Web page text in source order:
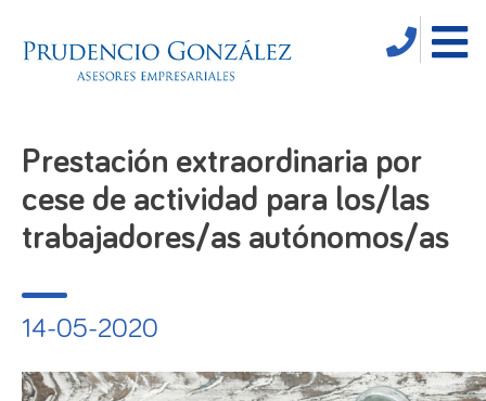
Prestación extraordinaria por
cese de actividad para los/las
trabajadores/as autónomos/as
14-05-2020